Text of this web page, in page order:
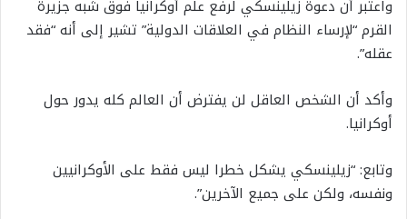
واعتبر أن دعوة زيلينسكي لرفع علم أوكرانيا فوق شبه جزيرة
القرم “لإرساء النظام في العلاقات الدولية” تشير إلى أنه “فقد
عقله”.
وأكد أن الشخص العاقل لن يفترض أن العالم كله يدور حول
أوكرانيا.
وتابع: “زيلينسكي يشكل خطرا ليس فقط على الأوكرانيين
ونفسه، ولكن على جميع الآخرين”.